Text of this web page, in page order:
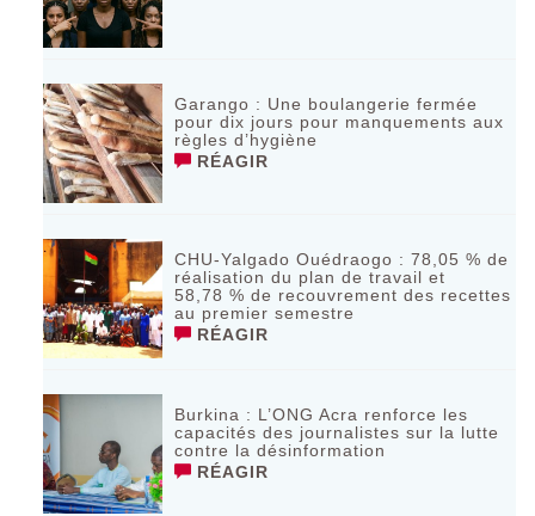
Garango : Une boulangerie fermée
pour dix jours pour manquements aux
règles d’hygiène
RÉAGIR
CHU-Yalgado Ouédraogo : 78,05 % de
réalisation du plan de travail et
58,78 % de recouvrement des recettes
au premier semestre
RÉAGIR
Burkina : L’ONG Acra renforce les
capacités des journalistes sur la lutte
contre la désinformation
RÉAGIR